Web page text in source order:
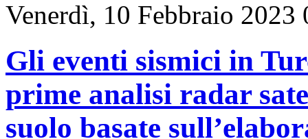
Venerdì, 10 Febbraio 2023
Gli eventi sismici in
prime analisi radar
suolo basate